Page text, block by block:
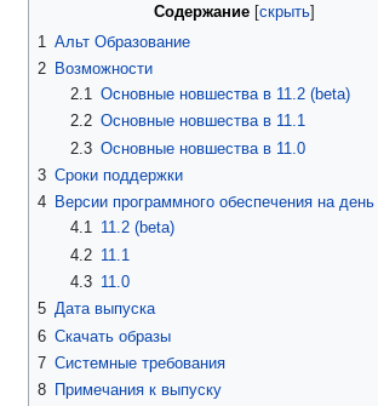
Содержание
1 Альт Образование
2 Возможности
2.1 Основные новшества в 11.2 (beta)
2.2 Основные новшества в 11.1
2.3 Основные новшества в 11.0
3 Сроки поддержки
4 Версии программного обеспечения на
4.1 11.2 (beta)
4.2 11.1
4.3 11.0
5 Дата выпуска
6 Скачать образы
7 Системные требования
8 Примечания к выпуску